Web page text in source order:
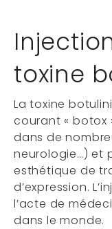
toxine
La toxine
courant « botox
dans de
neurologie…) et
esthétique de
d’expression.
l’acte de
dans le monde.